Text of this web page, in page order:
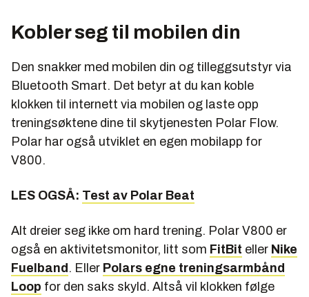
Kobler seg til mobilen din
Den snakker med mobilen din og tilleggsutstyr via
Bluetooth Smart. Det betyr at du kan koble
klokken til internett via mobilen og laste opp
treningsøktene dine til skytjenesten Polar Flow.
Polar har også utviklet en egen mobilapp for
V800.
LES OGSÅ: Test av Polar Beat
Alt dreier seg ikke om hard trening. Polar V800 er
også en aktivitetsmonitor, litt som FitBit eller Nike
Fuelband. Eller Polars egne treningsarmbånd
Loop for den saks skyld. Altså vil klokken følge